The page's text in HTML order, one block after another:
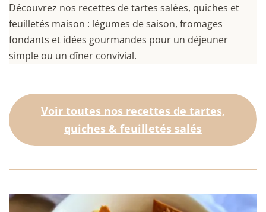
Découvrez nos recettes de tartes salées, quiches et
feuilletés maison : légumes de saison, fromages
fondants et idées gourmandes pour un déjeuner
simple ou un dîner convivial.
Voir toutes nos recettes de tartes,
quiches & feuilletés salés